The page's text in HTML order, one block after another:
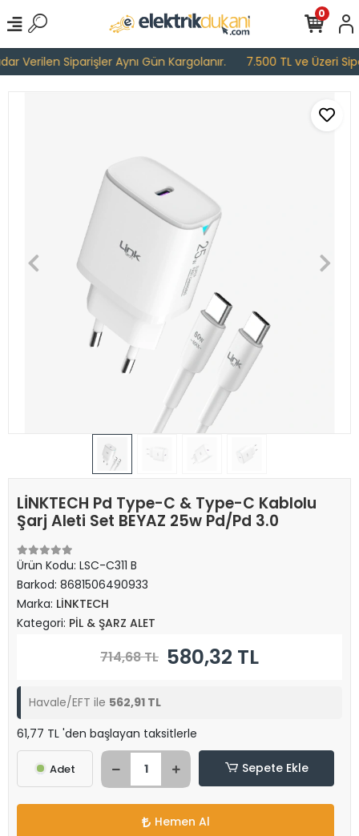
Verilen Siparişler Aynı Gün Kargolanır. 7.500 TL ve Üzeri
0
LİNKTECH Pd Type-C & Type-C Kablolu
Şarj Aleti Set BEYAZ 25w Pd/Pd 3.0
Ürün Kodu: LSC-C311 B
Barkod: 8681506490933
Marka: LİNKTECH
Kategori: PİL & ŞARZ ALET
714,68 TL 580,32 TL
Havale/EFT ile 562,91 TL
61,77 TL 'den başlayan taksitlerle
Adet Sepete Ekle
Hemen Al